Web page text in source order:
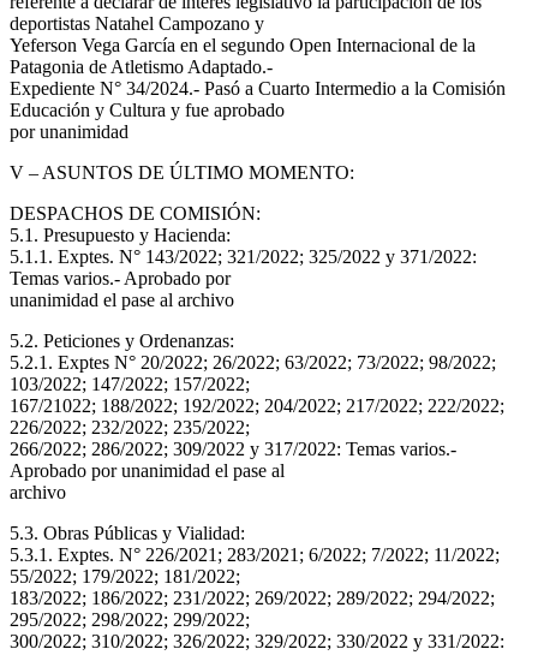
deportistas Natahel Campozano y
Yeferson Vega García en el segundo Open Internacional de la
Patagonia de Atletismo Adaptado.-
Expediente N° 34/2024.- Pasó a Cuarto Intermedio a la Comisión
Educación y Cultura y fue aprobado
por unanimidad
V – ASUNTOS DE ÚLTIMO MOMENTO:
DESPACHOS DE COMISIÓN:
5.1. Presupuesto y Hacienda:
5.1.1. Exptes. N° 143/2022; 321/2022; 325/2022 y 371/2022:
Temas varios.- Aprobado por
unanimidad el pase al archivo
5.2. Peticiones y Ordenanzas:
5.2.1. Exptes N° 20/2022; 26/2022; 63/2022; 73/2022; 98/2022;
103/2022; 147/2022; 157/2022;
167/21022; 188/2022; 192/2022; 204/2022; 217/2022; 222/2022;
226/2022; 232/2022; 235/2022;
266/2022; 286/2022; 309/2022 y 317/2022: Temas varios.-
Aprobado por unanimidad el pase al
archivo
5.3. Obras Públicas y Vialidad:
5.3.1. Exptes. N° 226/2021; 283/2021; 6/2022; 7/2022; 11/2022;
55/2022; 179/2022; 181/2022;
183/2022; 186/2022; 231/2022; 269/2022; 289/2022; 294/2022;
295/2022; 298/2022; 299/2022;
300/2022; 310/2022; 326/2022; 329/2022; 330/2022 y 331/2022: